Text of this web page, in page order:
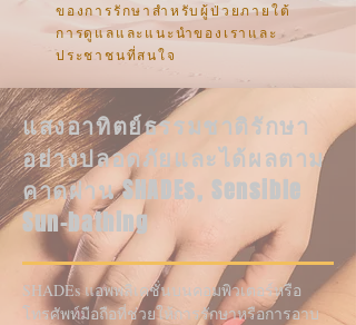
ของการรักษาสำหรับผู้ป่วยภายใต้
การดูแลและแนะนำของเราและ
ประชาชนที่สนใจ
แสงอาทิตย์ธรรมชาติรักษา
อย่างปลอดภัยและได้ผลตาม
คาดผ่าน SHADEs, Sensible
Sun-bathing
SHADEs แอพพลิเคชั่นบนคอมพิวเตอร์หรือ
โทรศัพท์มือถือที่ช่วยให้การรักษาหรือการอาบ